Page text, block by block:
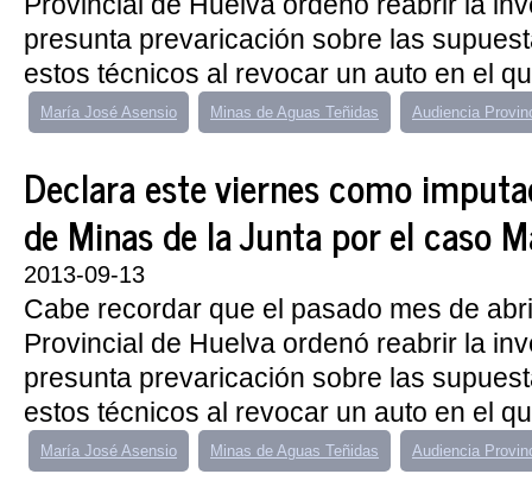
presunta prevaricación sobre las
estos técnicos al revocar un auto en el
María José Asensio Minas de Aguas Teñidas Audiencia
Declara este viernes como
de Minas de la Junta por el caso
2013-09-13
Cabe recordar que el pasado mes de
Provincial de Huelva ordenó reabrir la
presunta prevaricación sobre las
estos técnicos al revocar un auto en el
María José Asensio Minas de Aguas Teñidas Audiencia